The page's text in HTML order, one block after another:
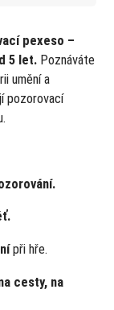
pexeso –
5 let. Poznáváte
umění a
pozorovací
při hře.
cesty, na